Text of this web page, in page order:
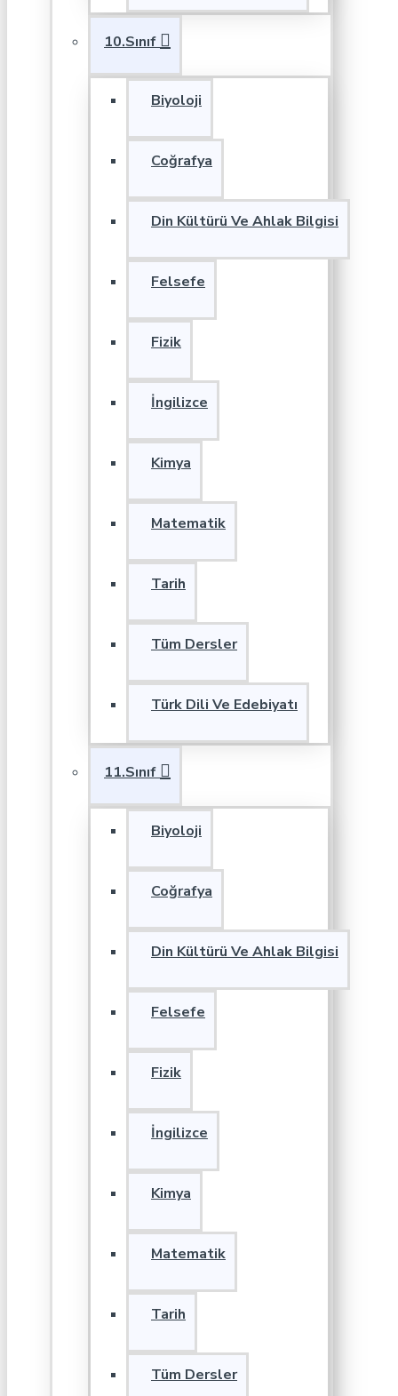
10.Sınıf
Biyoloji
Coğrafya
Din Kültürü Ve Ahlak Bilgisi
Felsefe
Fizik
İngilizce
Kimya
Matematik
Tarih
Tüm Dersler
Türk Dili Ve Edebiyatı
11.Sınıf
Biyoloji
Coğrafya
Din Kültürü Ve Ahlak Bilgisi
Felsefe
Fizik
İngilizce
Kimya
Matematik
Tarih
Tüm Dersler